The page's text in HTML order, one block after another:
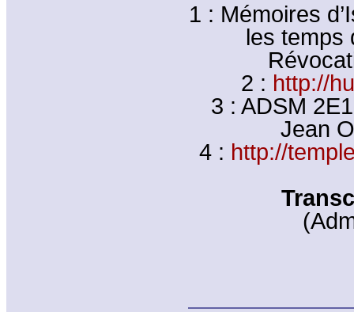
1 : Mémoires
les temps
2 : http://
3 : ADSM
Jean
4 : http://